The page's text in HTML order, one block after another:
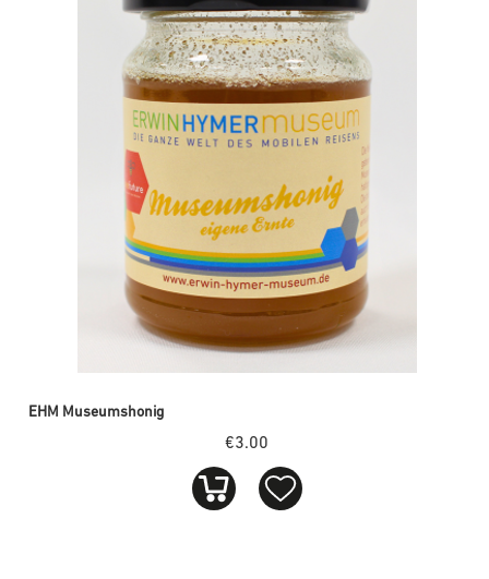
EHM Museumshonig
€3.00